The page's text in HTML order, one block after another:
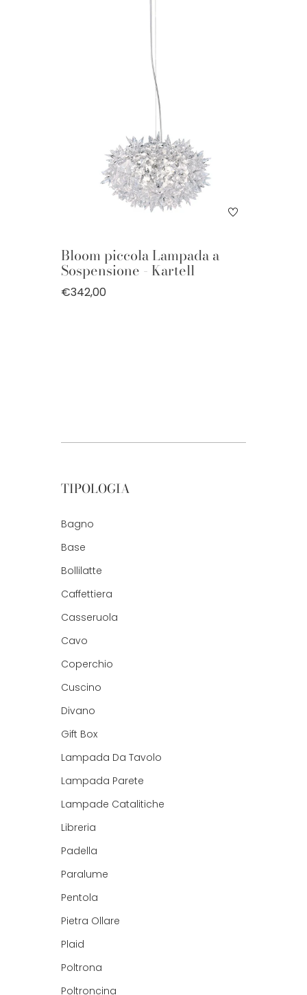
Bloom piccola Lampada a
Sospensione - Kartell
€342,00
TIPOLOGIA
Bagno
Base
Bollilatte
Caffettiera
Casseruola
Cavo
Coperchio
Cuscino
Divano
Gift Box
Lampada Da Tavolo
Lampada Parete
Lampade Catalitiche
Libreria
Padella
Paralume
Pentola
Pietra Ollare
Plaid
Poltrona
Poltroncina